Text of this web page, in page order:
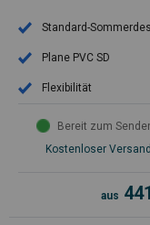
Standard-
Plane PVC SD
Flexibilität
Bereit zum
Kostenloser Versand
aus